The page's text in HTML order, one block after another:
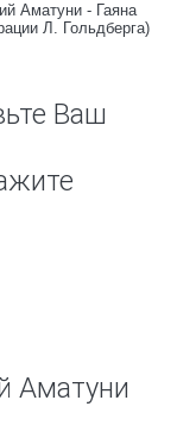
Аматуни - Гаяна
Л. Гольдберга)
Ваш
Аматуни